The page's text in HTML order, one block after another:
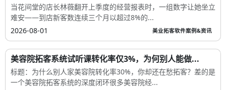
当花间堂的店长林薇翻开上季度的经营报表时，一组数字让她坐立
难安——到店新客数连续三个月以超过8%的...
2026-08-01
美业拓客软件案例&资讯
美容院拓客系统试听课转化率仅3%，为何别人能做...
标题：为什么别人家美容院转化率30%，你却还在愁拓客？差的是
一个美容院拓客系统的深度闭环很多美容院经...